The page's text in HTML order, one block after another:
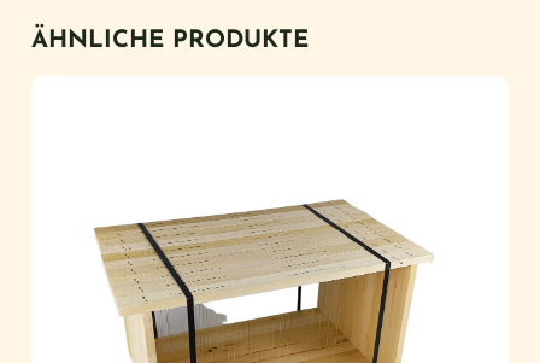
ÄHNLICHE PRODUKTE